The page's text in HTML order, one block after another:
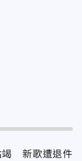
竭 新歌遭退件